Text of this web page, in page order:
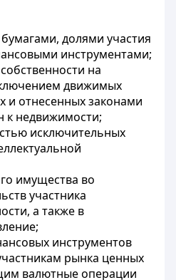
долями участия
инструментами;
на
движимых
и отнесенных законами
к недвижимости;
исключительных
имущества во
участника
а также в
инструментов
рынка ценных
валютные операции